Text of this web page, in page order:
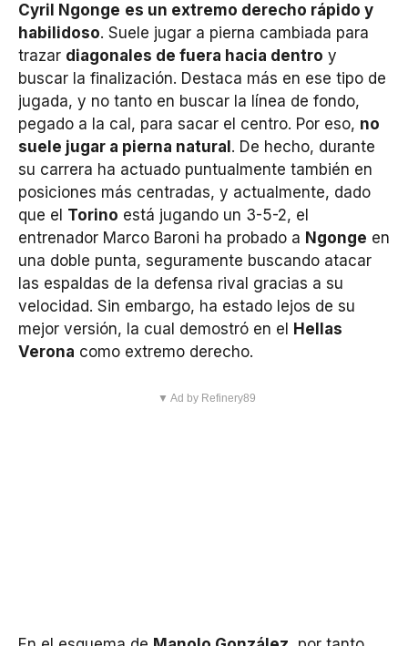
Cyril Ngonge es un extremo derecho rápido y
habilidoso. Suele jugar a pierna cambiada para
trazar diagonales de fuera hacia dentro y
buscar la finalización. Destaca más en ese tipo de
jugada, y no tanto en buscar la línea de fondo,
pegado a la cal, para sacar el centro. Por eso, no
suele jugar a pierna natural . De hecho, durante
su carrera ha actuado puntualmente también en
posiciones más centradas, y actualmente, dado
que el Torino está jugando un 3-5-2, el
entrenador Marco Baroni ha probado a Ngonge en
una doble punta, seguramente buscando atacar
las espaldas de la defensa rival gracias a su
velocidad. Sin embargo, ha estado lejos de su
mejor versión, la cual demostró en el
Hellas
Verona como extremo derecho.
▼ Ad by Refinery89